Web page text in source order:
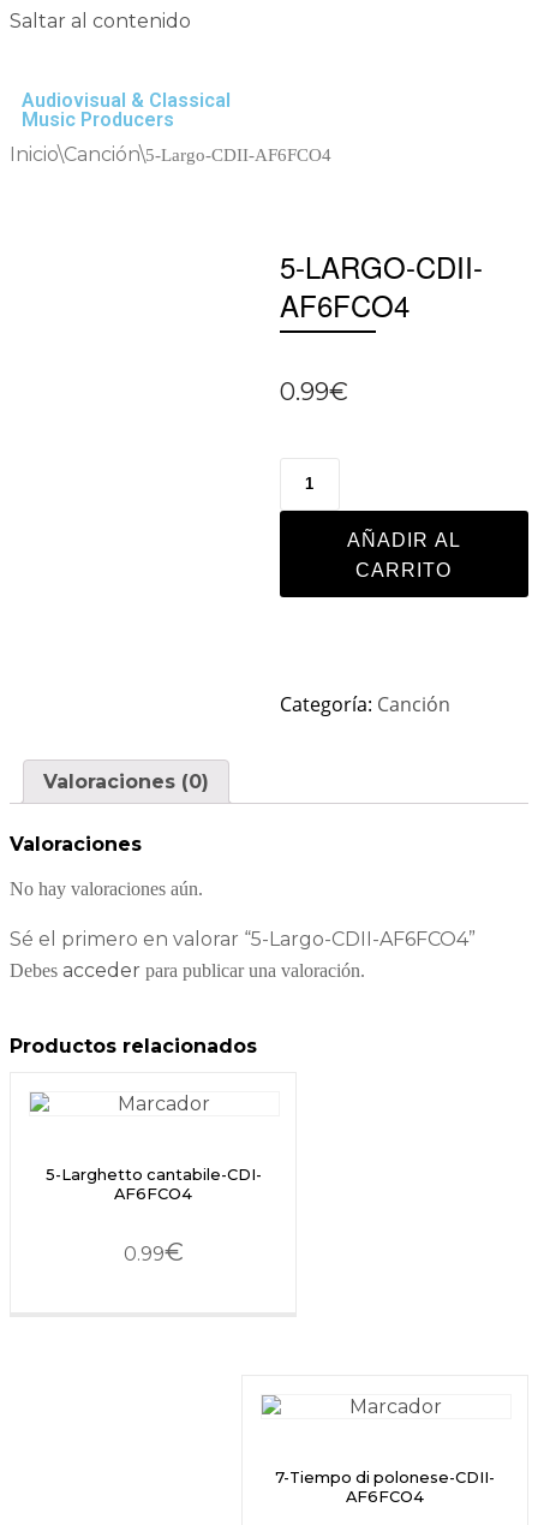
Saltar al contenido
Audiovisual & Classical
Music Producers
Inicio\Canción\5-Largo-CDII-AF6FCO4
5-LARGO-CDII-
AF6FCO4
0.99€
AÑADIR AL
CARRITO
Categoría: Canción
Valoraciones (0)
Valoraciones
No hay valoraciones aún.
Sé el primero en valorar “5-Largo-CDII-AF6FCO4”
Debes acceder para publicar una valoración.
Productos relacionados
5-Larghetto cantabile-CDI-
AF6FCO4
0.99€
7-Tiempo di polonese-CDII-
AF6FCO4